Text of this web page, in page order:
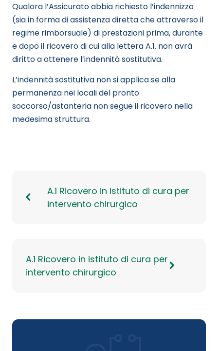
Qualora l’Assicurato abbia richiesto l’indennizzo
(sia in forma di assistenza diretta che attraverso il
regime rimborsuale) di prestazioni prima, durante
e dopo il ricovero di cui alla lettera A.1. non avrà
diritto a ottenere l’indennità sostitutiva.
L’indennità sostitutiva non si applica se alla
permanenza nei locali del pronto
soccorso/astanteria non segue il ricovero nella
medesima struttura.
A.1 Ricovero in istituto di cura per
intervento chirurgico
A.1 Ricovero in istituto di cura per
intervento chirurgico